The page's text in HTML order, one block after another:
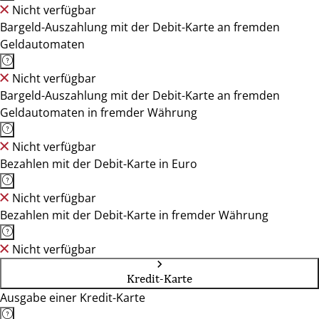
Nicht verfügbar
Bargeld-Auszahlung mit der Debit-Karte an fremden
Geldautomaten
Nicht verfügbar
Bargeld-Auszahlung mit der Debit-Karte an fremden
Geldautomaten in fremder Währung
Nicht verfügbar
Bezahlen mit der Debit-Karte in Euro
Nicht verfügbar
Bezahlen mit der Debit-Karte in fremder Währung
Nicht verfügbar
Kredit-Karte
Ausgabe einer Kredit-Karte